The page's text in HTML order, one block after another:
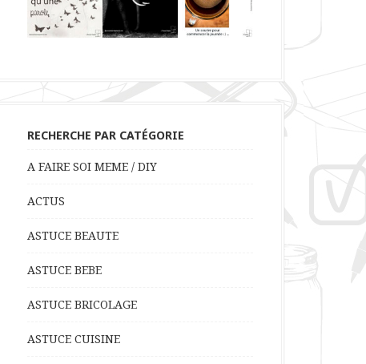
RECHERCHE PAR CATÉGORIE
A FAIRE SOI MEME / DIY
ACTUS
ASTUCE BEAUTE
ASTUCE BEBE
ASTUCE BRICOLAGE
ASTUCE CUISINE